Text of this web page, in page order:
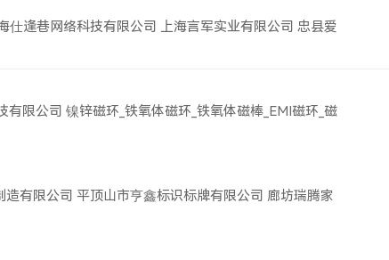
仕逢巷网络科技有限公司 上海言军实业有限公司 忠县爱
有限公司 镍锌磁环_铁氧体磁环_铁氧体磁棒_EMI磁环_磁
造有限公司 平顶山市亨鑫标识标牌有限公司 廊坊瑞腾家